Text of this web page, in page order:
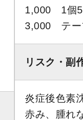
1,000 1個
3,000 テ
リスク・副
炎症後色素
赤み、腫れ